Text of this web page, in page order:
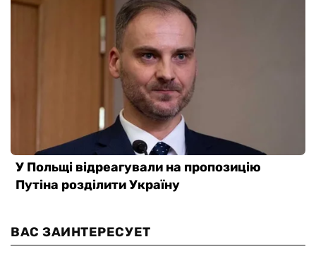
ВАС ЗАИНТЕРЕСУЕТ